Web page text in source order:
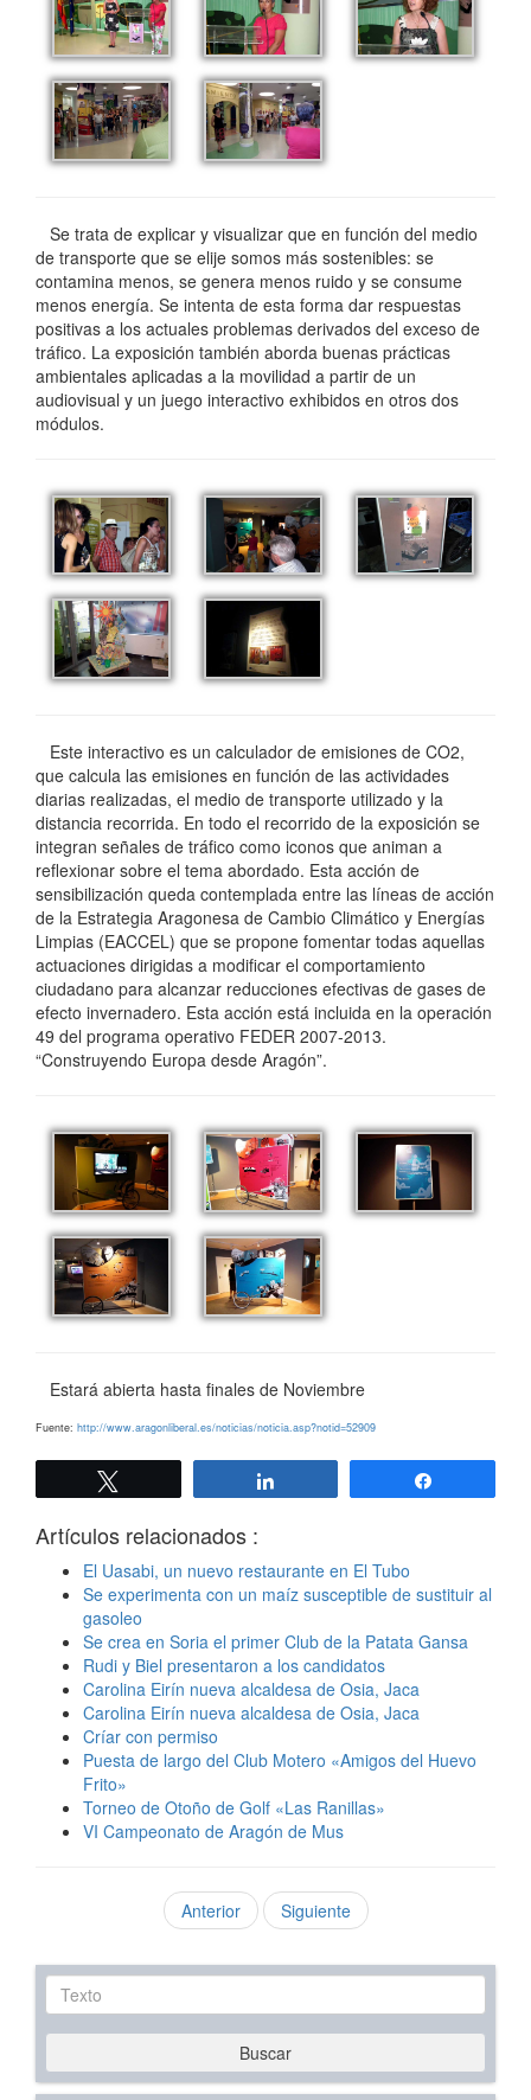
Se trata de explicar y visualizar que en función del medio
de transporte que se elije somos más sostenibles: se
contamina menos, se genera menos ruido y se consume
menos energía. Se intenta de esta forma dar respuestas
positivas a los actuales problemas derivados del exceso de
tráfico. La exposición también aborda buenas prácticas
ambientales aplicadas a la movilidad a partir de un
audiovisual y un juego interactivo exhibidos en otros dos
módulos.
Este interactivo es un calculador de emisiones de CO2,
que calcula las emisiones en función de las actividades
diarias realizadas, el medio de transporte utilizado y la
distancia recorrida. En todo el recorrido de la exposición se
integran señales de tráfico como iconos que animan a
reflexionar sobre el tema abordado. Esta acción de
sensibilización queda contemplada entre las líneas de acción
de la Estrategia Aragonesa de Cambio Climático y Energías
Limpias (EACCEL) que se propone fomentar todas aquellas
actuaciones dirigidas a modificar el comportamiento
ciudadano para alcanzar reducciones efectivas de gases de
efecto invernadero. Esta acción está incluida en la operación
49 del programa operativo FEDER 2007-2013.
“Construyendo Europa desde Aragón”.
Estará abierta hasta finales de Noviembre
Fuente: http://www.aragonliberal.es/noticias/noticia.asp?notid=52909
Artículos relacionados :
El Uasabi, un nuevo restaurante en El Tubo
Se experimenta con un maíz susceptible de sustituir al
gasoleo
Se crea en Soria el primer Club de la Patata Gansa
Rudi y Biel presentaron a los candidatos
Carolina Eirín nueva alcaldesa de Osia, Jaca
Carolina Eirín nueva alcaldesa de Osia, Jaca
Críar con permiso
Puesta de largo del Club Motero «Amigos del Huevo
Frito»
Torneo de Otoño de Golf «Las Ranillas»
VI Campeonato de Aragón de Mus
Anterior Siguiente
Texto
Buscar